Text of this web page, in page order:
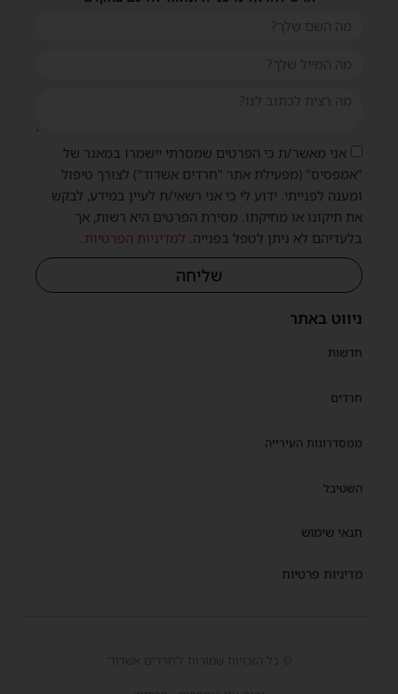
ניווט באתר
חדשות
חרדים
ממסדרונות העירייה
השטיבל
תנאי שימוש
מדיניות פרטיות
אני מאשר/ת כי הפרטים שמסרתי יישמרו במאגר של
"אמפסיס" (מפעילת אתר "חרדים אשדוד") לצורך טיפול
ומענה לפנייתי. ידוע לי כי אני רשאי/ת לעיין במידע, לבקש
את תיקונו או מחיקתו. מסירת הפרטים היא רשות, אך
בלעדיהם לא ניתן לטפל בפנייה. למדיניות הפרטיות.
שליחה
© כל הזכויות שמורות ל'חרדים אשדוד'